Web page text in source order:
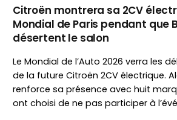
Citroën montrera sa 2CV
Mondial de Paris pendant que
désertent le salon
Le Mondial de l’Auto 2026 verra les
de la future Citroën 2CV électrique.
renforce sa présence avec huit
ont choisi de ne pas participer à